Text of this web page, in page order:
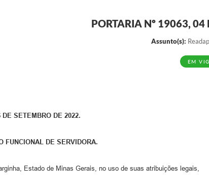
PORTARIA Nº 19063, 04
Assunto(s):
EM
DE SETEMBRO DE 2022.
FUNCIONAL DE SERVIDORA.
Estado de Minas Gerais, no uso de suas atribuições legais,